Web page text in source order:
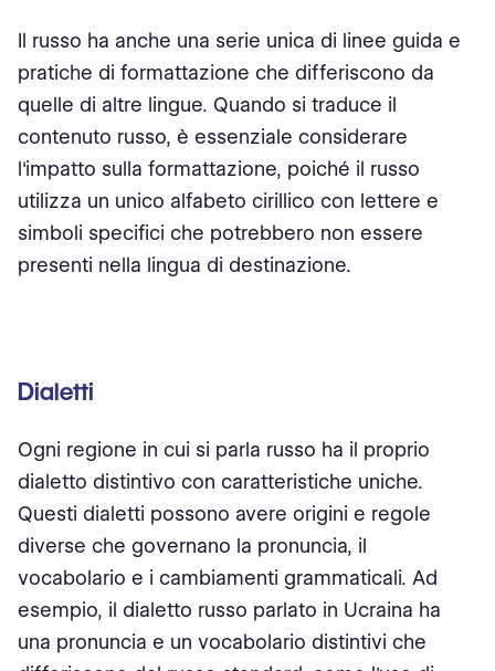
Il russo ha anche una serie unica di linee guida e
pratiche di formattazione che differiscono da
quelle di altre lingue. Quando si traduce il
contenuto russo, è essenziale considerare
l'impatto sulla formattazione, poiché il russo
utilizza un unico alfabeto cirillico con lettere e
simboli specifici che potrebbero non essere
presenti nella lingua di destinazione.
Dialetti
Ogni regione in cui si parla russo ha il proprio
dialetto distintivo con caratteristiche uniche.
Questi dialetti possono avere origini e regole
diverse che governano la pronuncia, il
vocabolario e i cambiamenti grammaticali. Ad
esempio, il dialetto russo parlato in Ucraina ha
una pronuncia e un vocabolario distintivi che